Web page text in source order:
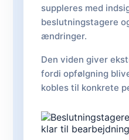
suppleres med
beslutningstagere
ændringer.
Den viden giver
fordi opfølgning
kobles til konkrete